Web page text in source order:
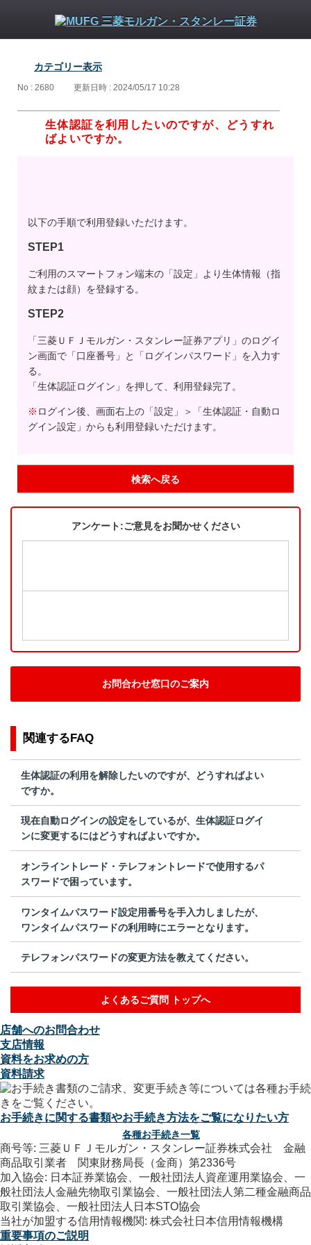
カテゴリー表示
No : 2680 更新日時 : 2024/05/17 10:28
生体認証を利用したいのですが、どうすれ
ばよいですか。
以下の手順で利用登録いただけます。
STEP1
ご利用のスマートフォン端末の「設定」より生体情報（指
紋または顔）を登録する。
STEP2
「三菱ＵＦＪモルガン・スタンレー証券アプリ」のログイ
ン画面で「口座番号」と「ログインパスワード」を入力す
る。
「生体認証ログイン」を押して、利用登録完了。
※ ログイン後、画面右上の「設定」＞「生体認証・自動ロ
グイン設定」からも利用登録いただけます。
検索へ戻る
アンケート:ご意見をお聞かせください
お問合わせ窓口のご案内
関連するFAQ
生体認証の利用を解除したいのですが、どうすればよい
ですか。
現在自動ログインの設定をしているが、生体認証ログイ
ンに変更するにはどうすればよいですか。
オンライントレード・テレフォントレードで使用するパ
スワードで困っています。
ワンタイムパスワード設定用番号を手入力しましたが、
ワンタイムパスワードの利用時にエラーとなります。
テレフォンパスワードの変更方法を教えてください。
よくあるご質問 トップへ
店舗へのお問合わせ
支店情報
資料をお求めの方
資料請求
お手続きに関する書類やお手続き方法をご覧になりたい方
各種お手続き一覧
商号等: 三菱ＵＦＪモルガン・スタンレー証券株式会社 金融
商品取引業者 関東財務局長（金商）第2336号
加入協会: 日本証券業協会、一般社団法人資産運用業協会、一
般社団法人金融先物取引業協会、一般社団法人第二種金融商品
取引業協会、一般社団法人日本STO協会
当社が加盟する信用情報機関: 株式会社日本信用情報機構
重要事項のご説明